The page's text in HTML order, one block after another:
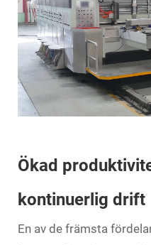
Ökad
kontinuerlig drift
En av de främsta